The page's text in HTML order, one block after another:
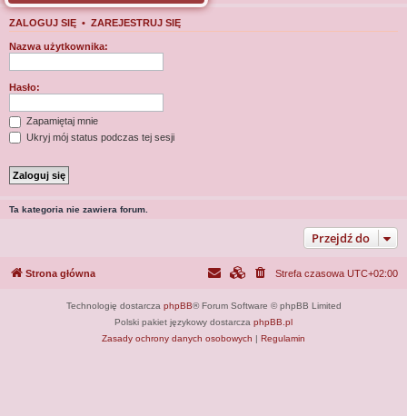
ZALOGUJ SIĘ • ZAREJESTRUJ SIĘ
Nazwa użytkownika:
Hasło:
Zapamiętaj mnie
Ukryj mój status podczas tej sesji
Ta kategoria nie zawiera forum.
Przejdź do
Strona główna Strefa czasowa UTC+02:00
Technologię dostarcza phpBB® Forum Software © phpBB Limited
Polski pakiet językowy dostarcza phpBB.pl
Zasady ochrony danych osobowych | Regulamin